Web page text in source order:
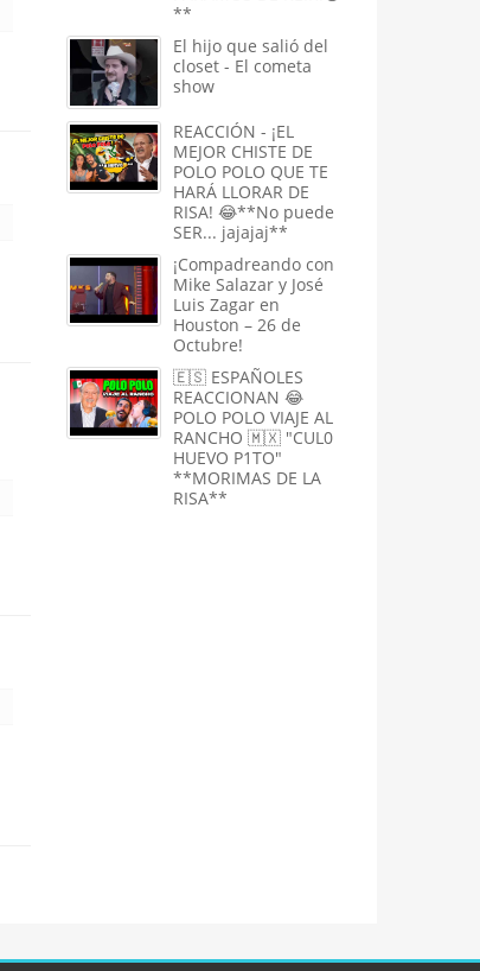
**
El hijo que salió del
closet - El cometa
show
REACCIÓN - ¡EL
MEJOR CHISTE DE
POLO POLO QUE TE
HARÁ LLORAR DE
RISA! 😂**No puede
SER... jajajaj**
¡Compadreando con
Mike Salazar y José
Luis Zagar en
Houston – 26 de
Octubre!
🇪🇸 ESPAÑOLES
REACCIONAN 😂
POLO POLO VIAJE AL
RANCHO 🇲🇽 "CUL0
HUEVO P1TO"
**MORIMAS DE LA
RISA**